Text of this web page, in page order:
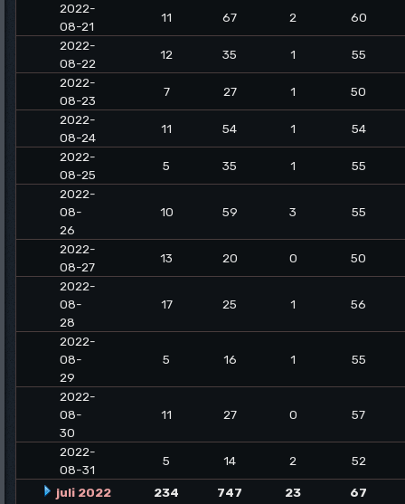
2022-
08-21
11 67 2
60
2022-
08-22
12 35 1
55
2022-
08-23
7 27 1
50
2022-
08-24
11 54 1
54
2022-
08-25
5 35 1
55
2022-
08-
26
10 59 3 55
2022-
08-27
13 20 0
50
2022-
08-
28
17 25 1 56
2022-
08-
29
5 16 1 55
2022-
08-
30
11 27 0 57
2022-
08-31
5 14 2 52
juli 2022 234 747 23
67